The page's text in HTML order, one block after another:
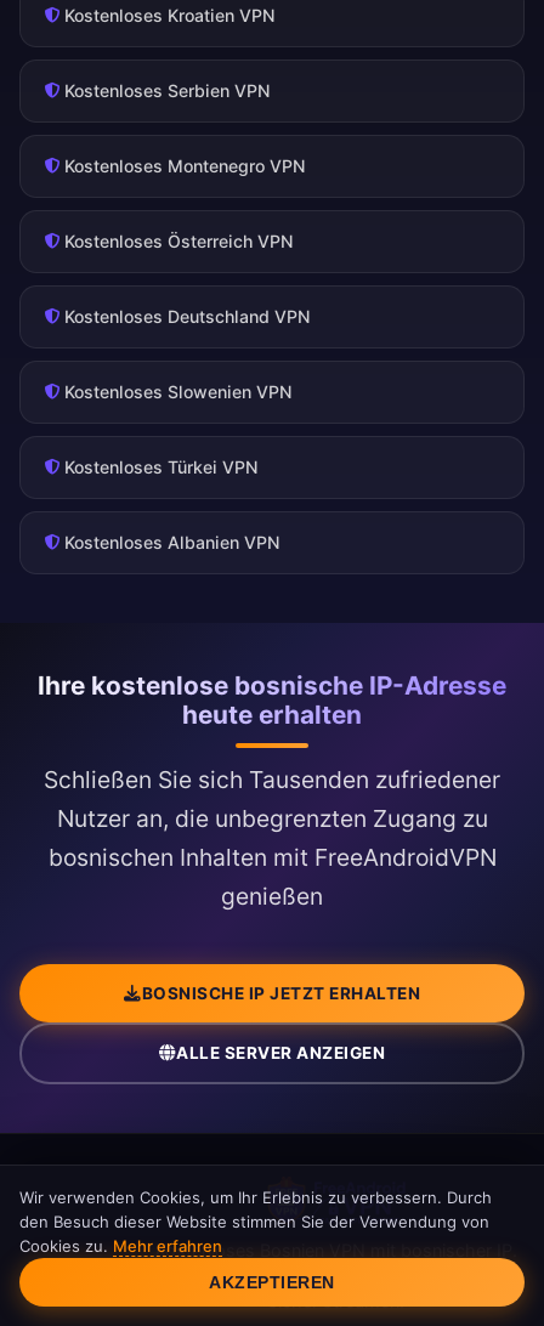
Kostenloses Kroatien VPN
Kostenloses Serbien VPN
Kostenloses Montenegro VPN
Kostenloses Österreich VPN
Kostenloses Deutschland VPN
Kostenloses Slowenien VPN
Kostenloses Türkei VPN
Kostenloses Albanien VPN
Ihre kostenlose bosnische IP-Adresse
heute erhalten
Schließen Sie sich Tausenden zufriedener
Nutzer an, die unbegrenzten Zugang zu
bosnischen Inhalten mit FreeAndroidVPN
genießen
BOSNISCHE IP JETZT ERHALTEN
ALLE SERVER ANZEIGEN
Kostenloses Bosnien VPN mit bosnischer IP.
BHT1, FTV, RTRS und bosnische Inhalte
Cookie-Einwilligung
Wir verwenden Cookies, um Ihr Erlebnis zu verbessern. Durch
den Besuch dieser Website stimmen Sie der Verwendung von
Cookies zu. Mehr erfahren
AKZEPTIEREN